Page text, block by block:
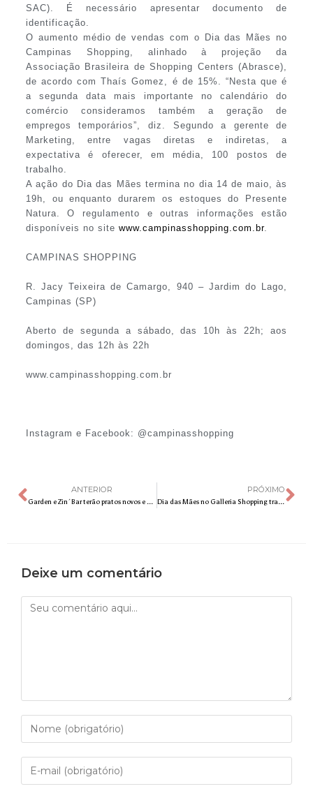
SAC). É necessário apresentar documento de
identificação.
O aumento médio de vendas com o Dia das Mães no
Campinas Shopping, alinhado à projeção da
Associação Brasileira de Shopping Centers (Abrasce),
de acordo com Thaís Gomez, é de 15%. “Nesta que é
a segunda data mais importante no calendário do
comércio consideramos também a geração de
empregos temporários”, diz. Segundo a gerente de
Marketing, entre vagas diretas e indiretas, a
expectativa é oferecer, em média, 100 postos de
trabalho.
A ação do Dia das Mães termina no dia 14 de maio, às
19h, ou enquanto durarem os estoques do Presente
Natura. O regulamento e outras informações estão
disponíveis no site www.campinasshopping.com.br.
CAMPINAS SHOPPING
R. Jacy Teixeira de Camargo, 940 – Jardim do Lago,
Campinas (SP)
Aberto de segunda a sábado, das 10h às 22h; aos
domingos, das 12h às 22h
www.campinasshopping.com.br
Instagram e Facebook: @campinasshopping
ANTERIOR
Garden e Zin´Bar terão pratos novos e ação especial no Dia das Mães
PRÓXIMO
Dia das Mães no Galleria Shopping traz opções de presentes para mães de todos os estilos
Deixe um comentário